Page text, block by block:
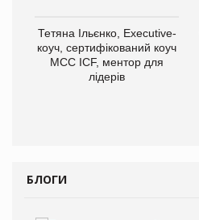
Тетяна Ільєнко, Executive-
коуч, сертифікований коуч
МСС ICF, ментор для
лідерів
БЛОГИ